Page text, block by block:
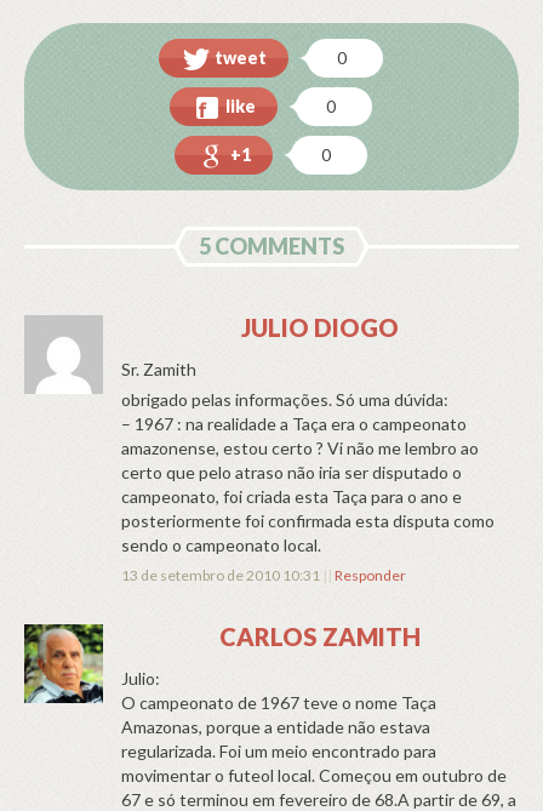
tweet 0
like 0
+1 0
5 COMMENTS
JULIO DIOGO
Sr. Zamith
obrigado pelas informações. Só uma dúvida:
– 1967 : na realidade a Taça era o campeonato
amazonense, estou certo ? Vi não me lembro ao
certo que pelo atraso não iria ser disputado o
campeonato, foi criada esta Taça para o ano e
posteriormente foi confirmada esta disputa como
sendo o campeonato local.
13 de setembro de 2010 10:31 || Responder
CARLOS ZAMITH
Julio:
O campeonato de 1967 teve o nome Taça
Amazonas, porque a entidade não estava
regularizada. Foi um meio encontrado para
movimentar o futeol local. Começou em outubro de
67 e só terminou em fevereiro de 68.A partir de 69, a